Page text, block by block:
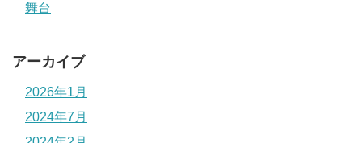
舞台
アーカイブ
2026年1月
2024年7月